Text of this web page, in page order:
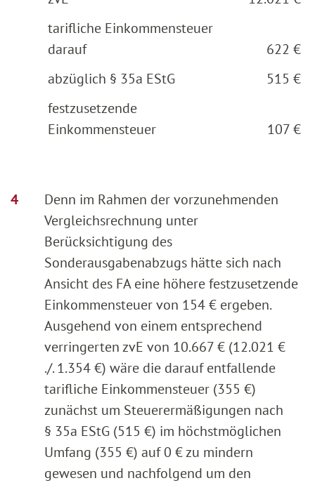
tarifliche Einkommensteuer
darauf
622 €
abzüglich § 35a EStG
515 €
festzusetzende
Einkommensteuer
107 €
Denn im Rahmen der vorzunehmenden
Vergleichsrechnung unter
Berücksichtigung des
Sonderausgabenabzugs hätte sich nach
Ansicht des FA eine höhere festzusetzende
Einkommensteuer von 154 € ergeben.
Ausgehend von einem entsprechend
verringerten zvE von 10.667 € (12.021 €
./. 1.354 €) wäre die darauf entfallende
tarifliche Einkommensteuer (355 €)
zunächst um Steuerermäßigungen nach
§ 35a EStG (515 €) im höchstmöglichen
Umfang (355 €) auf 0 € zu mindern
gewesen und nachfolgend um den